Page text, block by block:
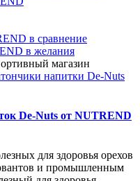
в сравнение
в желания
De-Nuts от NUTREND
для здоровья орехов
и промышленным